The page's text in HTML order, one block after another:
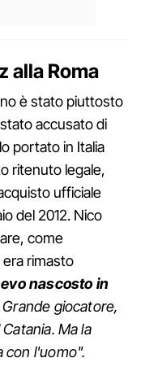
alla Roma
è stato piuttosto
accusato di
portato in Italia
ritenuto legale,
ufficiale
del 2012. Nico
come
rimasto
nascosto in
giocatore,
Ma la
con l'uomo".